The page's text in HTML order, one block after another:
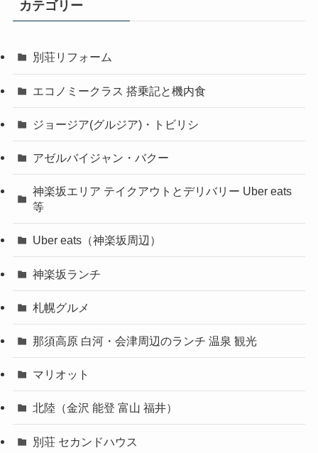
カテゴリー
別荘リフォーム
エコノミークラス 搭乗記と機内食
ジョージア(グルジア)・トビリシ
アゼルバイジャン・バクー
神楽坂エリア テイクアウトとデリバリー Uber eats
等
Uber eats（神楽坂周辺）
神楽坂ランチ
札幌グルメ
那須高原 白河・会津周辺のランチ 温泉 観光
マリオット
北陸（金沢 能登 富山 福井）
別荘 セカンドハウス